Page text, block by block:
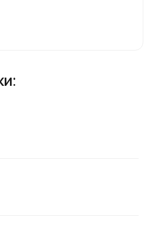
метала и высокопрочного